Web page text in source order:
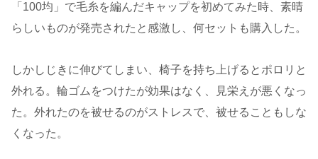
「100均」で毛糸を編んだキャップを初めてみた時、素晴
らしいものが発売されたと感激し、何セットも購入した。
しかしじきに伸びてしまい、椅子を持ち上げるとポロリと
外れる。輪ゴムをつけたが効果はなく、見栄えが悪くなっ
た。外れたのを被せるのがストレスで、被せることもしな
くなった。